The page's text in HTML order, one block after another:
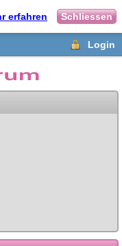
erfahren Schliessen
Login